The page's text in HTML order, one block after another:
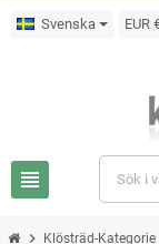
Svenska EUR
view_headline
chevron_right Klösträd-Kategorie